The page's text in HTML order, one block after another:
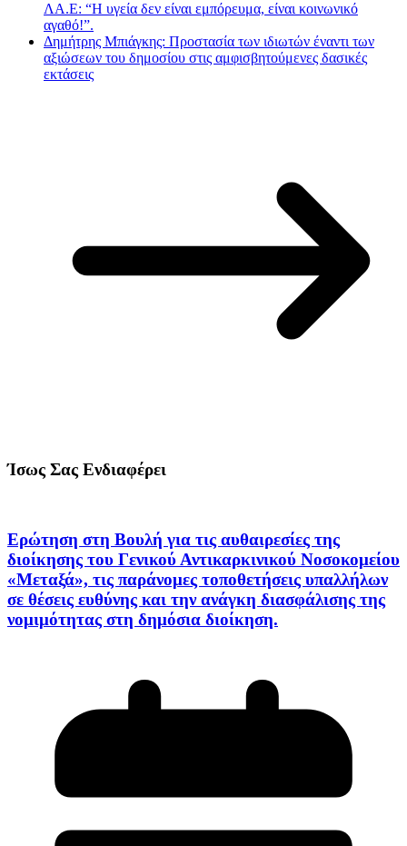
ΛΑ.Ε: “Η υγεία δεν είναι εμπόρευμα, είναι κοινωνικό
αγαθό!”.
Δημήτρης Μπιάγκης: Προστασία των ιδιωτών έναντι των
αξιώσεων του δημοσίου στις αμφισβητούμενες δασικές
εκτάσεις
Ίσως Σας Ενδιαφέρει
Ερώτηση στη Βουλή για τις αυθαιρεσίες της
διοίκησης του Γενικού Αντικαρκινικού Νοσοκομείου
«Μεταξά», τις παράνομες τοποθετήσεις υπαλλήλων
σε θέσεις ευθύνης και την ανάγκη διασφάλισης της
νομιμότητας στη δημόσια διοίκηση.